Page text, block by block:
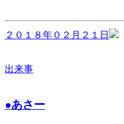
２０１８年０２月２１日
出来事
●あさー